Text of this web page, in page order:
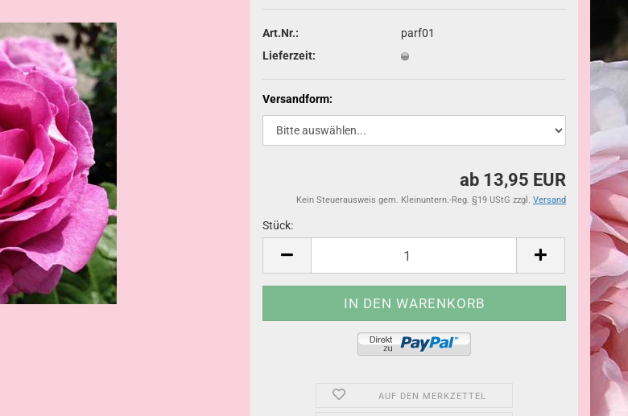
Art.Nr.:
parf01
Lieferzeit:
Versandform:
ab 13,95 EUR
Kein Steuerausweis gem. Kleinuntern.-Reg. §19 UStG zzgl. Versand
Stück:
Stück
AUF DEN MERKZETTEL